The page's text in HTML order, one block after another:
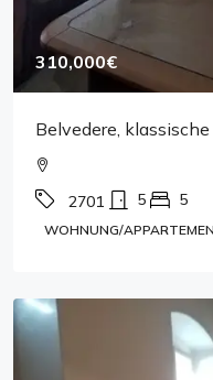
310,000€
Belvedere,
2701 5 5
WOHNUNG/